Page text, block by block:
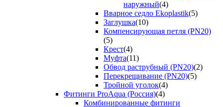
наружный(4)
Вварное седло Ekoplastik(5)
Заглушка(10)
Компенсирующая петля (PN20)
(5)
Крест(4)
Муфта(11)
Обвод раструбный (PN20)(2)
Перекрещивание (PN20)(5)
Тройной уголок(4)
Фитинги ProAqua (Россия)(4)
Комбинированные фитинги